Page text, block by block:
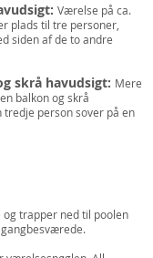
Værelse på ca.
plads til tre personer,
siden af de to andre
skrå havudsigt: Mere
balkon og skrå
person sover på en
trapper ned til poolen